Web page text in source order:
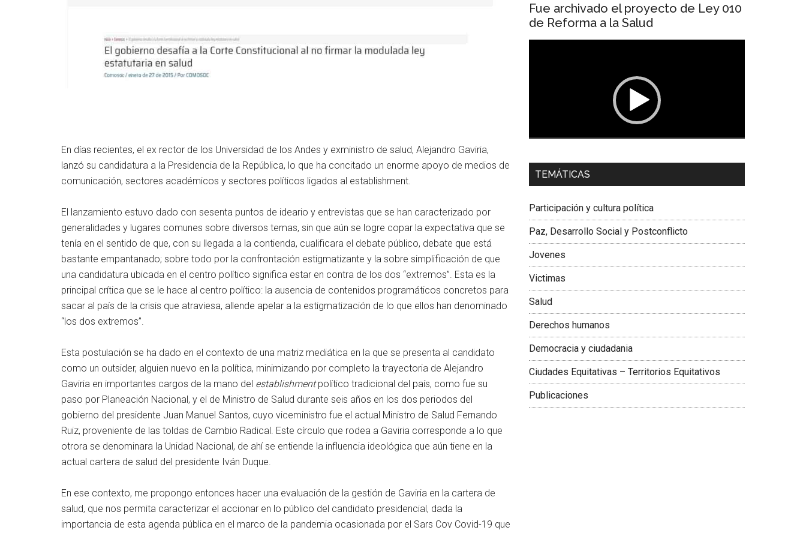
En días recientes, el ex rector de los Universidad de los Andes y exministro de salud, Alejandro Gaviria,
lanzó su candidatura a la Presidencia de la República, lo que ha concitado un enorme apoyo de medios de
comunicación, sectores académicos y sectores políticos ligados al establishment.
El lanzamiento estuvo dado con sesenta puntos de ideario y entrevistas que se han caracterizado por
generalidades y lugares comunes sobre diversos temas, sin que aún se logre copar la expectativa que se
tenía en el sentido de que, con su llegada a la contienda, cualificara el debate público, debate que está
bastante empantanado; sobre todo por la confrontación estigmatizante y la sobre simplificación de que
una candidatura ubicada en el centro político significa estar en contra de los dos “extremos”. Esta es la
principal crítica que se le hace al centro político: la ausencia de contenidos programáticos concretos para
sacar al país de la crisis que atraviesa, allende apelar a la estigmatización de lo que ellos han denominado
“los dos extremos”.
Esta postulación se ha dado en el contexto de una matriz mediática en la que se presenta al candidato
como un outsider, alguien nuevo en la política, minimizando por completo la trayectoria de Alejandro
Gaviria en importantes cargos de la mano del establishmentpolítico tradicional del país, como fue su
paso por Planeación Nacional, y el de Ministro de Salud durante seis años en los dos periodos del
gobierno del presidente Juan Manuel Santos, cuyo viceministro fue el actual Ministro de Salud Fernando
Ruiz, proveniente de las toldas de Cambio Radical. Este círculo que rodea a Gaviria corresponde a lo que
otrora se denominara la Unidad Nacional, de ahí se entiende la influencia ideológica que aún tiene en la
actual cartera de salud del presidente Iván Duque.
En ese contexto, me propongo entonces hacer una evaluación de la gestión de Gaviria en la cartera de
salud, que nos permita caracterizar el accionar en lo público del candidato presidencial, dada la
importancia de esta agenda pública en el marco de la pandemia ocasionada por el Sars Cov Covid-19 que
Fue archivado el proyecto de Ley 010
de Reforma a la Salud
Dra. Carolina Corcho Mejía,
Latinoamericana Sur, Vicepresidenta Federación
TEMÁTICAS
Participación y cultura política
Paz, Desarrollo Social y Postconflicto
Jovenes
Victimas
Salud
Derechos humanos
Democracia y ciudadania
Ciudades Equitativas – Territorios Equitativos
Publicaciones